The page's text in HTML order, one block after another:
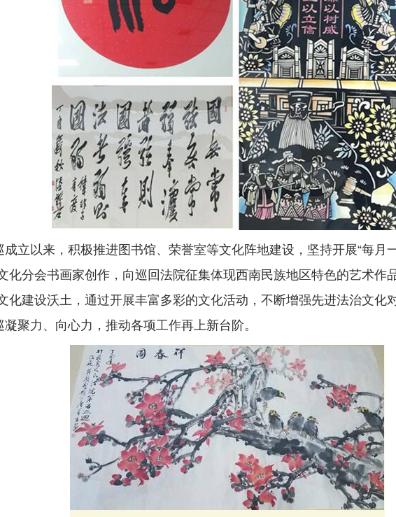
以来，积极推进图书馆、荣誉室等文化阵地建设，坚持开展“每月一
化分会书画家创作，向巡回法院征集体现西南民族地区特色的艺术作
化建设沃土，通过开展丰富多彩的文化活动，不断增强先进法治文化
聚力、向心力，推动各项工作再上新台阶。